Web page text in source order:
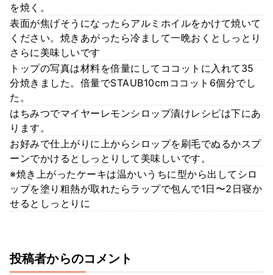
を焼く。
表面が焦げそうになったらアルミホイルをかけて焼いて
ください。焼きあがったら冷まして一晩おくとしっとり
さらに美味しいです
トップの写真は材料を倍量にしてココットに入れて35
分焼きました。倍量でSTAUB10cmココット6個分でし
た。
はちみつでマイヤーレモンシロップ漬けレシピは下にあ
ります。
お好みで仕上がりに上からシロップを刷毛でぬるかスプ
ーンでかけるとしっとりして美味しいです。
※焼き上がったケーキは温かいうちに型から出してシロ
ップを塗り粗熱が取れたらラップで包んで1日〜2日寝か
せるとしっとりに
投稿者からのコメント